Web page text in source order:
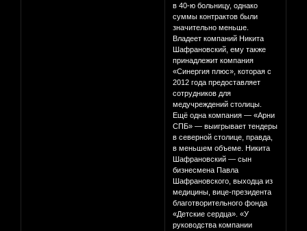
в 40-ю больницу, однако
суммы контрактов были
значительно меньше.
Владеет компаний Никита
Шафрановский, ему также
принадлежит компания
«Синергия плюс», которая с
2012 года предоставляет
сотрудников для
медучреждений столицы.
Ещё одна компания — «Арни
СПБ» — выигрывает тендеры
в северной столице, правда,
в меньшем объеме. Никита
Шафрановский — сын
бизнесмена Павла
Шафрановского, выходца из
медицины, вице-президента
благотворительного фонда
«Детские сердца». «У
руководства компании